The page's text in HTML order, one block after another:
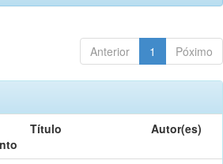
Anterior 1 Póximo
Título Autor(es)